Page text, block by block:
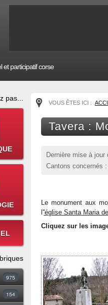
et participatif corse
pas...
975
154
VOUS ÊTES ICI :
Tavera :
Dernière mise à
Cantons concernés
Le monument aux
l''église Santa Maria
Cliquez sur les